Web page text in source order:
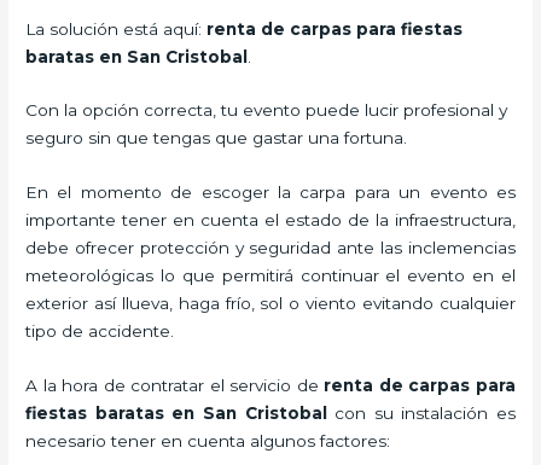
La solución está aquí: renta de carpas para fiestas
baratas en San Cristobal
Con la opción correcta, tu evento puede lucir profesional y
seguro sin que tengas que gastar una fortuna.
En el momento de escoger la carpa para un evento es
importante tener en cuenta el estado de la infraestructura,
debe ofrecer protección y seguridad ante las inclemencias
meteorológicas lo que permitirá continuar el evento en el
exterior así llueva, haga frío, sol o viento evitando cualquier
tipo de accidente.
A la hora de contratar el servicio de renta de carpas para
fiestas baratas en San Cristobal
con su instalación es
necesario tener en cuenta algunos factores: